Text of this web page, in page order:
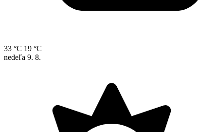
33 °C 19 °C
nedeľa 9. 8.